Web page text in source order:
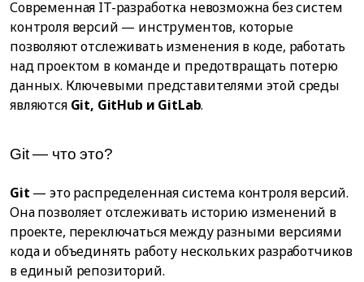
Современная IT-разработка невозможна без систем
контроля версий — инструментов, которые
позволяют отслеживать изменения в коде, работать
над проектом в команде и предотвращать потерю
данных. Ключевыми представителями этой среды
являются Git, GitHub и GitLab.
Git — что это?
Git — это распределенная система контроля версий.
Она позволяет отслеживать историю изменений в
проекте, переключаться между разными версиями
кода и объединять работу нескольких разработчиков
в единый репозиторий.